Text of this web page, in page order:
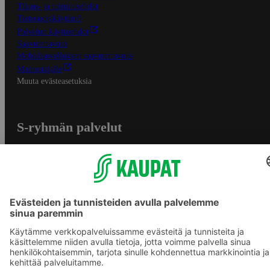
Tilaus- ja toimitusehdot
Tietosuojakäytäntö
Palvelun käyttöehdot
Saavutettavuus
Mobiilisovelluksen saavutettavuus
Mainostajalle
Muuta evästeasetuksia
S-ryhmän palvelut
S-ostoslista -sovellus
Prisma.fi
Sokos.fi
S-Pankki
Yhteishyvä
Sokos Hotels